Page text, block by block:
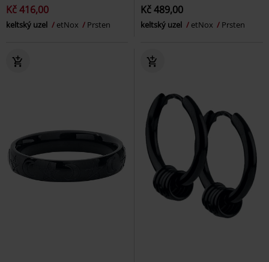
Kč 416,00
keltský uzel etNox Prsten
Kč 489,00
keltský uzel etNox Prsten